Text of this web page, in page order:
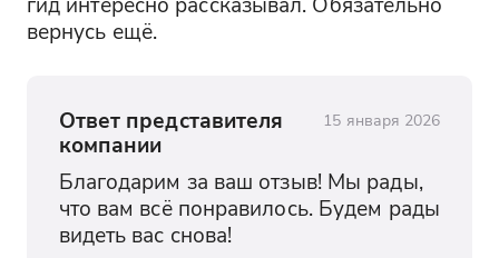
вернусь ещё.
Ответ представителя
компании
15 января 2026
Благодарим за ваш отзыв! Мы рады,
что вам всё понравилось. Будем рады
видеть вас снова!